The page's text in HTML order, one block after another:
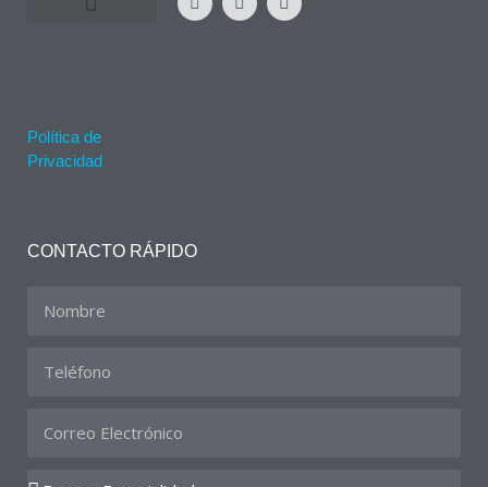
Política de
Privacidad
CONTACTO RÁPIDO